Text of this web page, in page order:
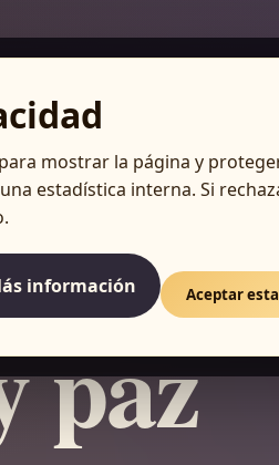
mostrar la página y
estadística interna. Si
información Aceptar
paz